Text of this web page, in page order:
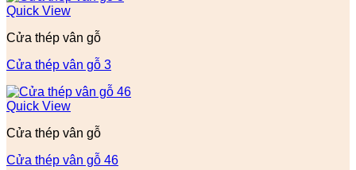
Quick View
Cửa thép vân gỗ
Cửa thép vân gỗ 3
Quick View
Cửa thép vân gỗ
Cửa thép vân gỗ 46